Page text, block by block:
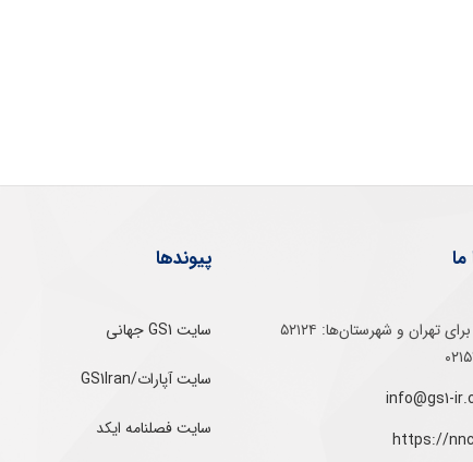
پیوندها
سایت GS1 جهانی
سایت آپارات/GS1Iran
سایت فصلنامه ایکد
تلفن‌ گویا برای‌ تهران‌‌ و‌ شهرستان‌ها:‌ ۵۲۱۲۴
https://